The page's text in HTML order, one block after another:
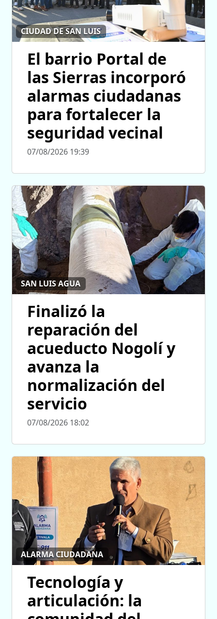
CIUDAD DE SAN LUIS
El barrio Portal de
las Sierras incorporó
alarmas ciudadanas
para fortalecer la
seguridad vecinal
07/08/2026 19:39
SAN LUIS AGUA
Finalizó la
reparación del
acueducto Nogolí y
avanza la
normalización del
servicio
07/08/2026 18:02
ALARMA CIUDADANA
Tecnología y
articulación: la